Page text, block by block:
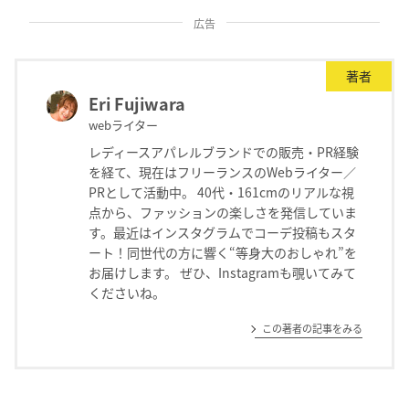
広告
著者
Eri Fujiwara
webライター
レディースアパレルブランドでの販売・PR経験
を経て、現在はフリーランスのWebライター／
PRとして活動中。 40代・161cmのリアルな視
点から、ファッションの楽しさを発信していま
す。最近はインスタグラムでコーデ投稿もスタ
ート！同世代の方に響く“等身大のおしゃれ”を
お届けします。 ぜひ、Instagramも覗いてみて
くださいね。
この著者の記事をみる